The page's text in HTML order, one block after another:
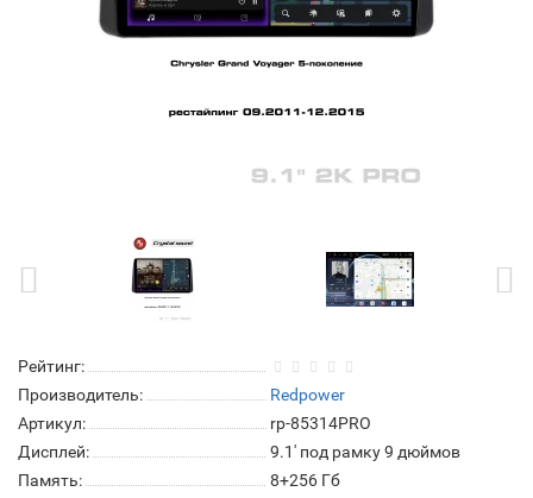
Рейтинг:
Производитель:
Redpower
Артикул:
rp-85314PRO
Дисплей:
9.1' под рамку 9 дюймов
Память:
8+256 Гб